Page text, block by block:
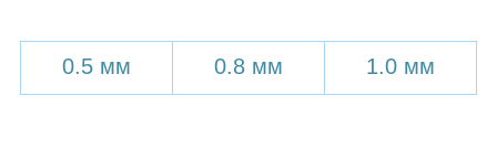
0.5 мм 0.8 мм 1.0 мм